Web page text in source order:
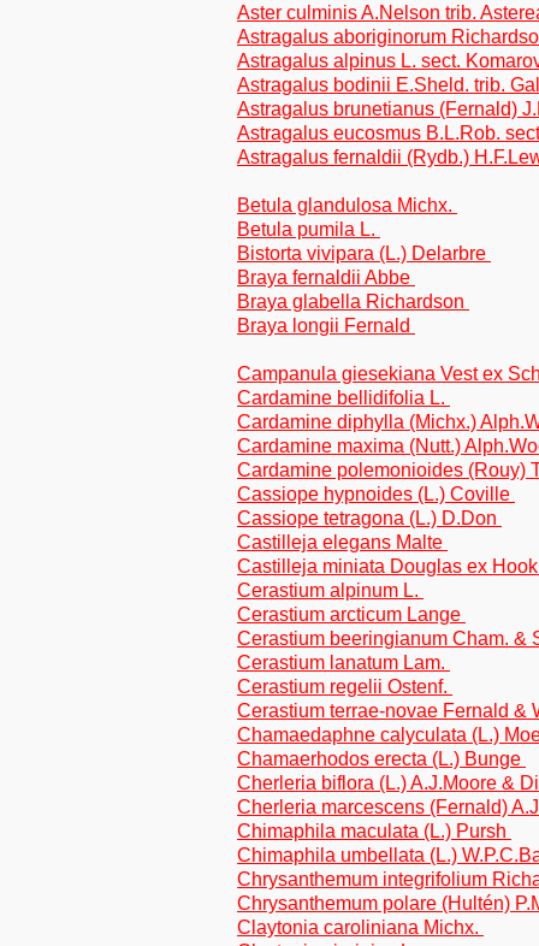
Aster culminis A.Nelson trib.
Astragalus aboriginorum
Astragalus alpinus L. sect.
Astragalus bodinii E.Sheld. trib.
Astragalus brunetianus (Fernald)
Astragalus eucosmus B.L.Rob.
Astragalus fernaldii (Rydb.)
Betula glandulosa Michx.
Betula pumila L.
Bistorta vivipara (L.) Delarbre
Braya fernaldii Abbe
Braya glabella Richardson
Braya longii Fernald
Campanula giesekiana Vest ex
Cardamine bellidifolia L.
Cardamine diphylla (Michx.)
Cardamine maxima (Nutt.)
Cardamine polemonioides (Rouy)
Cassiope hypnoides (L.) Coville
Cassiope tetragona (L.) D.Don
Castilleja elegans Malte
Castilleja miniata Douglas ex
Cerastium alpinum L.
Cerastium arcticum Lange
Cerastium beeringianum Cham. &
Cerastium lanatum Lam.
Cerastium regelii Ostenf.
Cerastium terrae-novae Fernald &
Chamaedaphne calyculata (L.)
Chamaerhodos erecta (L.) Bunge
Cherleria biflora (L.) A.J.Moore &
Cherleria marcescens (Fernald)
Chimaphila maculata (L.) Pursh
Chimaphila umbellata (L.)
Chrysanthemum integrifolium
Chrysanthemum polare (Hultén)
Claytonia caroliniana Michx.